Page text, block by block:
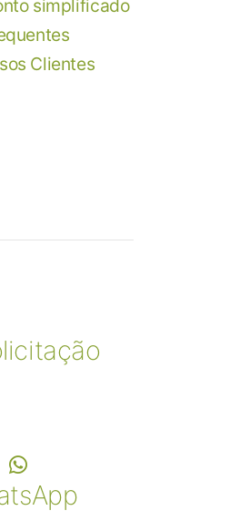
simplificado
Clientes